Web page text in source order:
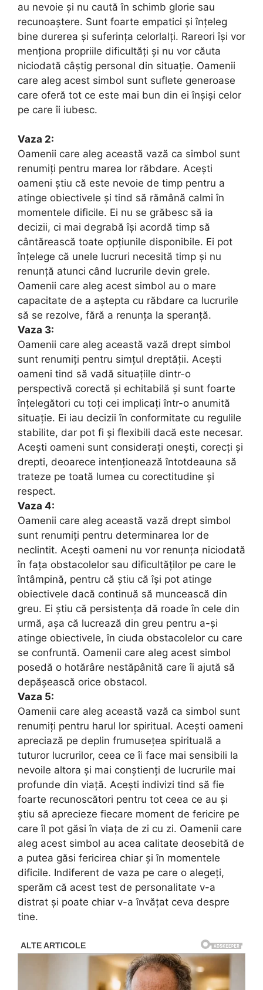
au nevoie și nu caută în schimb glorie sau
recunoaștere. Sunt foarte empatici și înțeleg
bine durerea și suferința celorlalți. Rareori își vor
menționa propriile dificultăți și nu vor căuta
niciodată câștig personal din situație. Oamenii
care aleg acest simbol sunt suflete generoase
care oferă tot ce este mai bun din ei înșiși celor
pe care îi iubesc.
Vaza 2:
Oamenii care aleg această vază ca simbol sunt
renumiți pentru marea lor răbdare. Acești
oameni știu că este nevoie de timp pentru a
atinge obiectivele și tind să rămână calmi în
momentele dificile. Ei nu se grăbesc să ia
decizii, ci mai degrabă își acordă timp să
cântărească toate opțiunile disponibile. Ei pot
înțelege că unele lucruri necesită timp și nu
renunță atunci când lucrurile devin grele.
Oamenii care aleg acest simbol au o mare
capacitate de a aștepta cu răbdare ca lucrurile
să se rezolve, fără a renunța la speranță.
Vaza 3:
Oamenii care aleg această vază drept simbol
sunt renumiți pentru simțul dreptății. Acești
oameni tind să vadă situațiile dintr-o
perspectivă corectă și echitabilă și sunt foarte
înțelegători cu toți cei implicați într-o anumită
situație. Ei iau decizii în conformitate cu regulile
stabilite, dar pot fi și flexibili dacă este necesar.
Acești oameni sunt considerați onești, corecți și
drepti, deoarece intenționează întotdeauna să
trateze pe toată lumea cu corectitudine și
respect.
Vaza 4:
Oamenii care aleg această vază drept simbol
sunt renumiți pentru determinarea lor de
neclintit. Acești oameni nu vor renunța niciodată
în fața obstacolelor sau dificultăților pe care le
întâmpină, pentru că știu că își pot atinge
obiectivele dacă continuă să muncească din
greu. Ei știu că persistența dă roade în cele din
urmă, așa că lucrează din greu pentru a-și
atinge obiectivele, în ciuda obstacolelor cu care
se confruntă. Oamenii care aleg acest simbol
posedă o hotărâre nestăpânită care îi ajută să
depășească orice obstacol.
Vaza 5:
Oamenii care aleg această vază ca simbol sunt
renumiți pentru harul lor spiritual. Acești oameni
apreciază pe deplin frumusețea spirituală a
tuturor lucrurilor, ceea ce îi face mai sensibili la
nevoile altora și mai conștienți de lucrurile mai
profunde din viață. Acești indivizi tind să fie
foarte recunoscători pentru tot ceea ce au și
știu să aprecieze fiecare moment de fericire pe
care îl pot găsi în viața de zi cu zi. Oamenii care
aleg acest simbol au acea calitate deosebită de
a putea găsi fericirea chiar și în momentele
dificile. Indiferent de vaza pe care o alegeți,
sperăm că acest test de personalitate v-a
distrat și poate chiar v-a învățat ceva despre
tine.